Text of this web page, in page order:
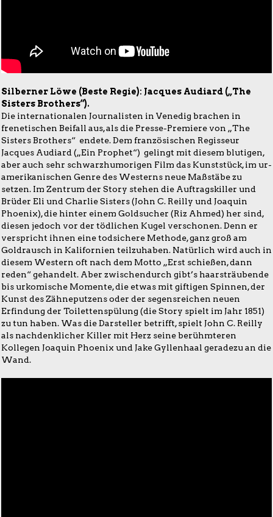
Silberner Löwe (Beste Regie): Jacques Audiard („The
Sisters Brothers“).
Die internationalen Journalisten in Venedig brachen in
frenetischen Beifall aus, als die Presse-Premiere von „The
Sisters Brothers“ endete. Dem französischen Regisseur
Jacques Audiard („Ein Prophet“) gelingt mit diesem blutigen,
aber auch sehr schwarzhumorigen Film das Kunststück, im ur-
amerikanischen Genre des Westerns neue Maßstäbe zu
setzen. Im Zentrum der Story stehen die Auftragskiller und
Brüder Eli und Charlie Sisters (John C. Reilly und Joaquin
Phoenix), die hinter einem Goldsucher (Riz Ahmed) her sind,
diesen jedoch vor der tödlichen Kugel verschonen. Denn er
verspricht ihnen eine todsichere Methode, ganz groß am
Goldrausch in Kalifornien teilzuhaben. Natürlich wird auch in
diesem Western oft nach dem Motto „Erst schießen, dann
reden“ gehandelt. Aber zwischendurch gibt’s haarsträubende
bis urkomische Momente, die etwas mit giftigen Spinnen, der
Kunst des Zähneputzens oder der segensreichen neuen
Erfindung der Toilettenspülung (die Story spielt im Jahr 1851)
zu tun haben. Was die Darsteller betrifft, spielt John C. Reilly
als nachdenklicher Killer mit Herz seine berühmteren
Kollegen Joaquin Phoenix und Jake Gyllenhaal geradezu an die
Wand.